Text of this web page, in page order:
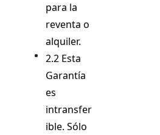
para la
reventa o
alquiler.
2.2 Esta
Garantía
es
intransfer
ible. Sólo